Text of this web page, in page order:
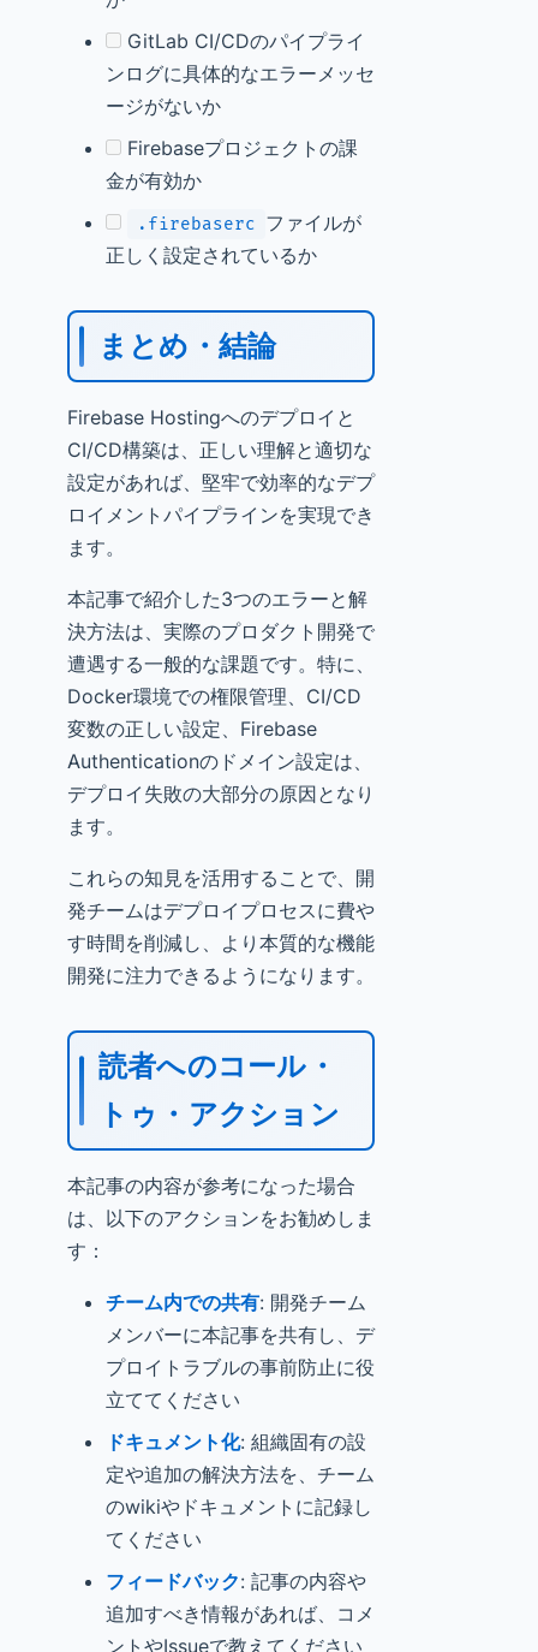
GitLab CI/CDのパイプライ
ンログに具体的なエラーメッセ
ージがないか
Firebaseプロジェクトの課
金が有効か
.firebaserc
ファイルが
正しく設定されているか
まとめ・結論
Firebase Hostingへのデプロイと
CI/CD構築は、正しい理解と適切な
設定があれば、堅牢で効率的なデプ
ロイメントパイプラインを実現でき
ます。
本記事で紹介した3つのエラーと解
決方法は、実際のプロダクト開発で
遭遇する一般的な課題です。特に、
Docker環境での権限管理、CI/CD
変数の正しい設定、Firebase
Authenticationのドメイン設定は、
デプロイ失敗の大部分の原因となり
ます。
これらの知見を活用することで、開
発チームはデプロイプロセスに費や
す時間を削減し、より本質的な機能
開発に注力できるようになります。
読者へのコール・
トゥ・アクション
本記事の内容が参考になった場合
は、以下のアクションをお勧めしま
す：
チーム内での共有: 開発チーム
メンバーに本記事を共有し、デ
プロイトラブルの事前防止に役
立ててください
ドキュメント化: 組織固有の設
定や追加の解決方法を、チーム
のwikiやドキュメントに記録し
てください
フィードバック: 記事の内容や
追加すべき情報があれば、コメ
ントやIssueで教えてください